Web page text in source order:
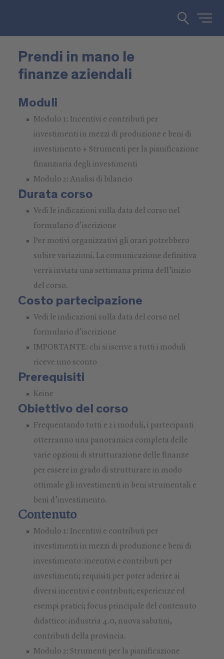
Prendi in mano le
finanze aziendali
Moduli
Modulo 1: Incentivi e contributi per
investimenti in mezzi di produzione e beni di
investimento + Strumenti per la pianificazione
finanziaria degli investimenti
Modulo 2: Analisi di bilancio
Durata corso
Vedi le indicazioni sulla data del corso nel
formulario d'iscrizione
Per motivi organizzativi gli orari potrebbero
subire variazioni. La comunicazione definitiva
verrà inviata una settimana prima dell’inizio
del corso.
Costo partecipazione
Vedi le indicazioni sulla data del corso nel
formulario d'iscrizione
IMPORTANTE: chi si iscrive a tutti i moduli
riceve uno sconto
Prerequisiti
Keine
Obiettivo del corso
Frequentando tutti e 2 i moduli, i partecipanti
otterranno una panoramica completa delle
varie opzioni di strutturazione delle finanze
per essere in grado di strutturare in modo
ottimale gli investimenti in beni strumentali e
beni d’investimento.
Contenuto
Modulo 1: Incentivi e contributi per
investimenti in mezzi di produzione e beni di
investimento: incentivi e contributi per
investimenti; requisiti per poter aderire ai
diversi incentivi e contributi; esperienze ed
esempi pratici; focus principale del contenuto
didattico: industria 4.0, nuova sabatini,
contributi della provincia.
Modulo 2: Strumenti per la pianificazione